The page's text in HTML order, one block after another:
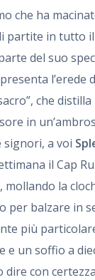
che ha
partite in tutto
del suo
l’erede
che distilla
in
signori, a voi
il Cap
mollando la
per balzare in
più
e un soffio a
dire con